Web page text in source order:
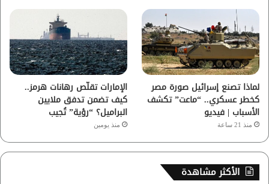
لماذا تصنع إسرائيل صورة مصر
كخطر عسكري.. “ماعت” تكشف
الأسباب | فيديو
منذ 21 ساعة
الإمارات تقلّص رهانات هرمز..
كيف تضمن تدفق ملايين
البراميل؟ “رؤية” تُجيب
منذ يومين
الأكثر مشاهدة